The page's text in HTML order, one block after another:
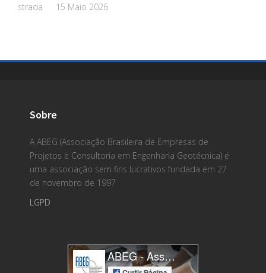
strada 15 Maio 2026
Sobre
A ABEG (Associação Brasileira de Empresas de
Projetos e Consultoria em Engenharia Geotécnica) é
uma associação sem fins lucrativos fundada em 27
de novembro de 1997
LGPD